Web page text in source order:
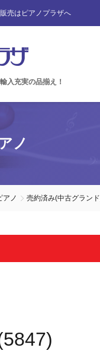
売はピアノプラザへ
入充実の品揃え！
ノ
アノ 売約済み(中古グラン